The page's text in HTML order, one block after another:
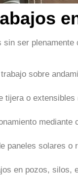
ser
sobre
tijera o
mediante
paneles solares
en pozos, silos,